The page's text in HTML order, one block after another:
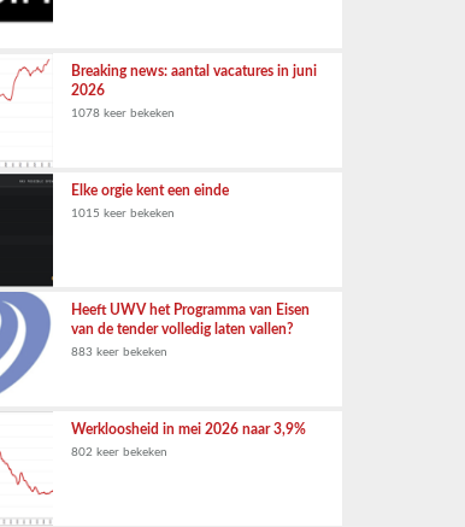
Breaking news: aantal vacatures in juni
2026
1078 keer bekeken
Elke orgie kent een einde
1015 keer bekeken
Heeft UWV het Programma van Eisen
van de tender volledig laten vallen?
883 keer bekeken
Werkloosheid in mei 2026 naar 3,9%
802 keer bekeken